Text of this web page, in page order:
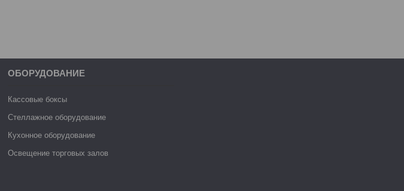
ОБОРУДОВАНИЕ
Кассовые боксы
Стеллажное оборудование
Кухонное оборудование
Освещение торговых залов